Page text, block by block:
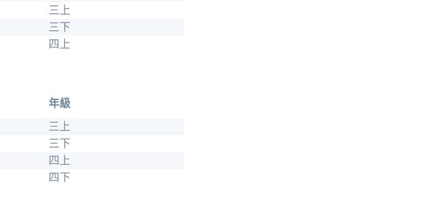
三上
三下
四上
年級
三上
三下
四上
四下